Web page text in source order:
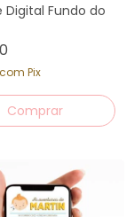
Digital Fundo do
com Pix